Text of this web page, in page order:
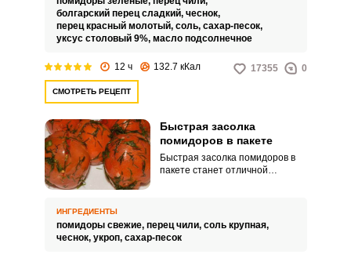
такие рецепты и применить их
на обычных в наших местах
продуктах.
болгарский перец сладкий, чеснок,
перец красный молотый, соль, сахар-песок,
уксус столовый 9%, масло подсолнечное
12 ч 132.7 кКал 17355 0
СМОТРЕТЬ РЕЦЕПТ
Быстрая засолка
помидоров в пакете
Быстрая засолка помидоров в
пакете станет отличной
придают помидорам приятные
пикантные нотки, а укроп –
ИНГРЕДИЕНТЫ
помидоры свежие, перец чили, соль крупная,
чеснок, укроп, сахар-песок